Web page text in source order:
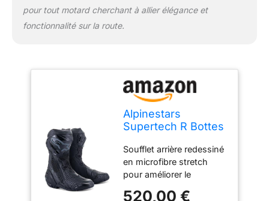
accrue. Nouveau dis
shifter TPU pour une
a été redessinée pour
une plus grande
performance
d’absorption d’impact,
améliorant ainsi la
dans une zone clé.
Nouveau curseur de tibia
remplaçable pour une
résistance
pour tout motard cherchant à allier élégance et
fonctionnalité sur la route.
Alpinestars
Supertech R Bottes
schwarz/grau/rot,
41
Soufflet arrière redessiné
en microfibre stretch
pour améliorer le
520,00 €